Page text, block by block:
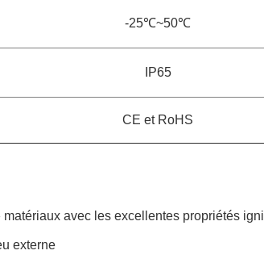
-25℃~50℃
IP65
CE et RoHS
avec les excellentes propriétés
externe